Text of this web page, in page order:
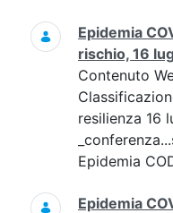
Epidemia
rischio, 16
Contenuto
resilienza 16
Epidemia
Epidemia